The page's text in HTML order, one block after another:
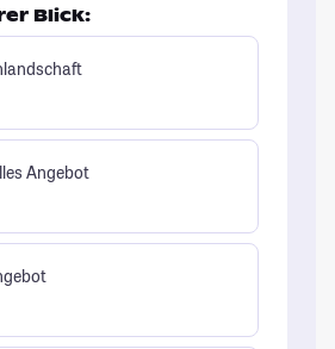
Blick:
Angebot